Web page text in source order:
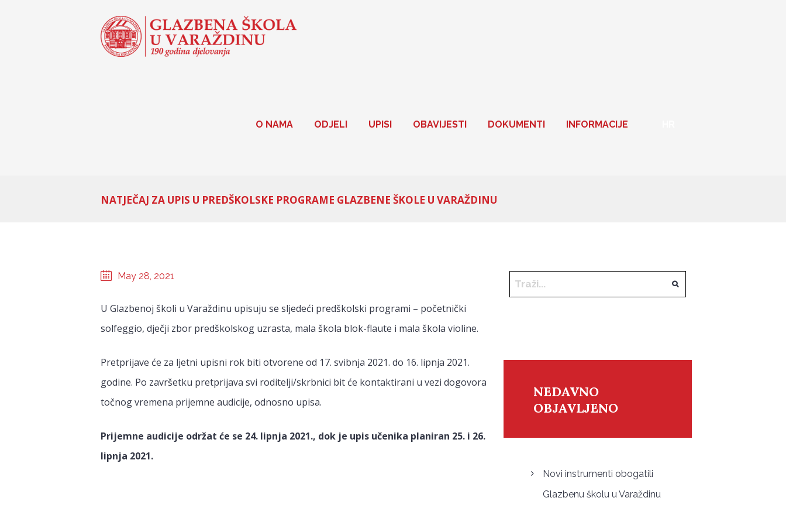
O NAMA ODJELI UPISI OBAVIJESTI DOKUMENTI INFORMACIJE
NATJEČAJ ZA UPIS U PREDŠKOLSKE PROGRAME GLAZBENE ŠKOLE U VARAŽDINU
May 28, 2021
U Glazbenoj školi u Varaždinu upisuju se sljedeći predškolski programi – početnički
solfeggio, dječji zbor predškolskog uzrasta, mala škola blok-flaute i mala škola violine.
Pretprijave će za ljetni upisni rok biti otvorene od 17. svibnja 2021. do 16. lipnja 2021.
godine. Po završetku pretprijava svi roditelji/skrbnici bit će kontaktirani u vezi dogovora
točnog vremena prijemne audicije, odnosno upisa.
Prijemne audicije održat će se 24. lipnja 2021., dok je upis učenika planiran 25. i 26.
lipnja 2021.
NEDAVNO
OBJAVLJENO
Novi instrumenti obogatili
Glazbenu školu u Varaždinu